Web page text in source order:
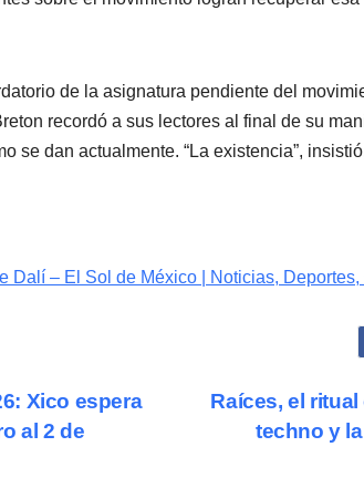
de la asignatura pendiente del
recordó a sus lectores al final de su
se dan actualmente. “La existencia”,
Dalí – El Sol de México | Noticias,
Raíces, el
techno y
Xico espera
al 2 de